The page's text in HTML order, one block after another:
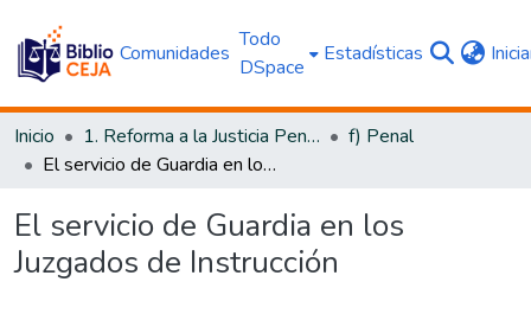
Comunidades
Todo
DSpace
Estadísticas
Inicio 1. Reforma a la Justicia Penal
f) Penal
El servicio de Guardia en los Juzgados de Instrucción
El servicio de Guardia en los
Juzgados de Instrucción